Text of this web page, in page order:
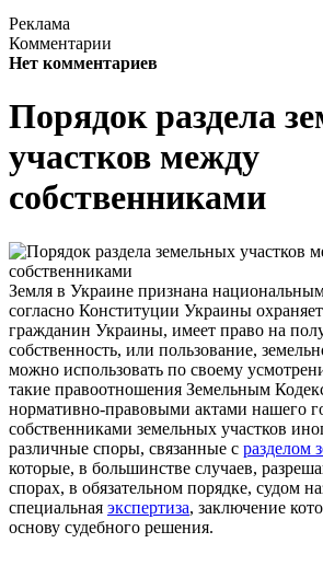
Реклама
Комментарии
Нет комментариев
Порядок раздела
участков между
собственниками
Земля в Украине признана
согласно Конституции Украины
гражданин Украины, имеет право на
собственность, или пользование,
можно использовать по своему
такие правоотношения Земельным
нормативно-правовыми актами нашего
собственниками земельных участков
различные споры, связанные с разделом
которые, в большинстве случаев,
спорах, в обязательном порядке, судом
специальная экспертиза, заключение
основу судебного решения.